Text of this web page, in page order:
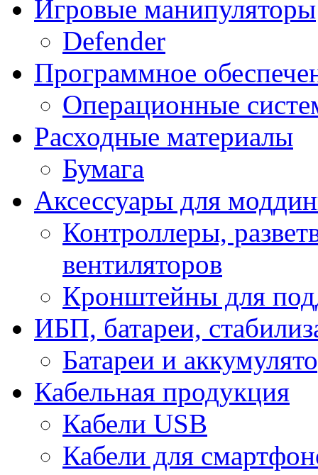
Игровые манипуляторы
Defender
Программное
Операционные
Расходные материалы
Бумага
Аксессуары для
Контроллеры,
вентиляторов
Кронштейны для
ИБП, батареи,
Батареи и
Кабельная продукция
Кабели USB
Кабели для